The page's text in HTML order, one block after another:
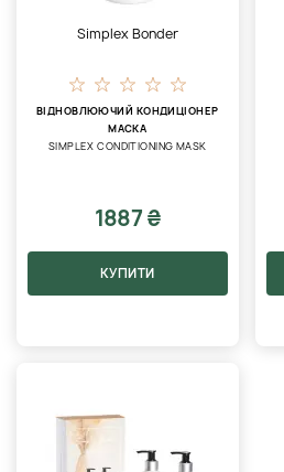
Simplex Bonder
ВІДНОВЛЮЮЧИЙ КОНДИЦІОНЕР
МАСКА
SIMPLEX CONDITIONING MASK
1887 ₴
КУПИТИ